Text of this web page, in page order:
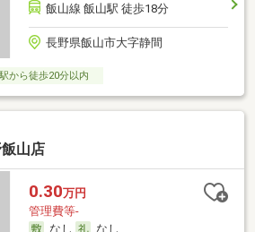
飯山線 飯山駅 徒歩18分
長野県飯山市大字静間
駅から徒歩20分以内
山店
0.30万円
管理費等-
なし
なし